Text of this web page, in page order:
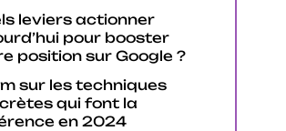
leviers actionner
pour booster
position sur Google ?
sur les techniques
qui font la
en 2024